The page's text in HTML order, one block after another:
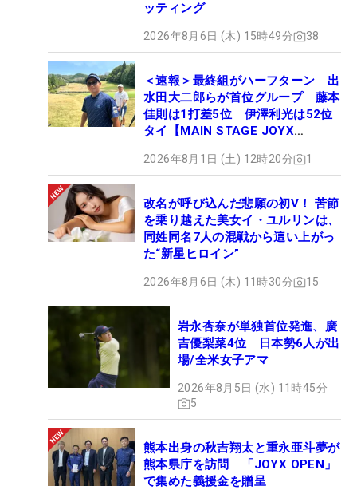
ッティング
2026年8月6日 (木) 15時49分 38
＜速報＞最終組がハーフターン 出
水田大二郎らが首位グループ 藤本
佳則は1打差5位 伊澤利光は52位
タイ【MAIN STAGE JOYX
2026年8月1日 (土) 12時20分 1
改名が呼び込んだ悲願の初V！ 苦節
を乗り越えた美女イ・ユルリンは、
同姓同名7人の混戦から這い上がっ
た“新星ヒロイン”
2026年8月6日 (木) 11時30分 15
岩永杏奈が単独首位発進、廣
吉優梨菜4位 日本勢6人が出
場/全米女子アマ
2026年8月5日 (水) 11時45分
5
熊本出身の秋吉翔太と重永亜斗夢が
熊本県庁を訪問 「JOYX OPEN」
で集めた義援金を贈呈